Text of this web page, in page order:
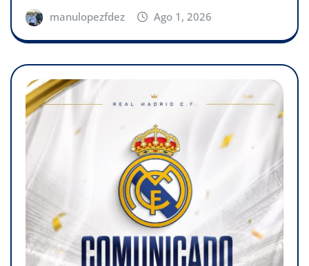
manulopezfdez Ago 1, 2026